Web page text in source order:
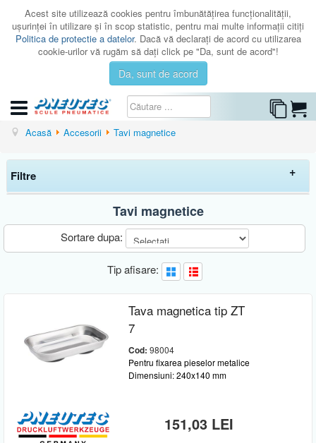
Acest site utilizează cookies pentru îmbunătăţirea funcţionalităţii,
uşurinţei în utilizare şi în scop statistic, pentru mai multe informaţii citiţi
Politica de protectie a datelor. Dacă vă declaraţi de acord cu utilizarea
cookie-urilor vă rugăm să daţi click pe "Da, sunt de acord"!
Da, sunt de acord
CATEGORII
SERVICE
CONTACT
AUTENTIFICARE
Acasă Accesorii Tavi magnetice
Filtre
Elimina filtrele
Preț
Tavi magnetice
Sortare dupa:
Tip afisare:
Tava magnetica tip ZT
7
Cod:98004
Pentru fixarea pieselor metalice
Dimensiuni: 240x140 mm
151,03 LEI